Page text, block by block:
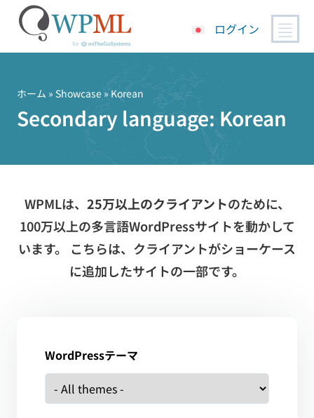
ス
ログイン
ホーム » Showcase » Korean
Secondary language:Korean
WPMLは、 25万以上のクライアントのために、
100万以上の多言語WordPressサイトを動かして
います。 こちらは、クライアントがショーケース
に追加したサイトの一部です。
WordPressテーマ